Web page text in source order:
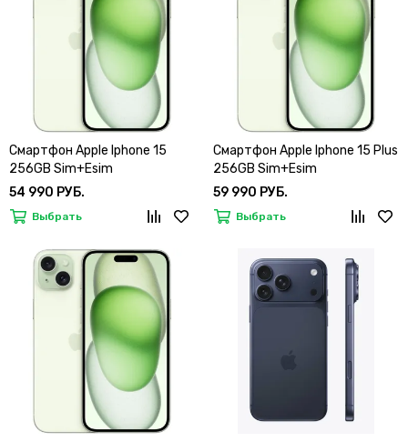
Смартфон Apple Iphone 15
256GB Sim+Esim
54 990 РУБ.
Выбрать
Смартфон Apple Iphone 15 Plus
256GB Sim+Esim
59 990 РУБ.
Выбрать